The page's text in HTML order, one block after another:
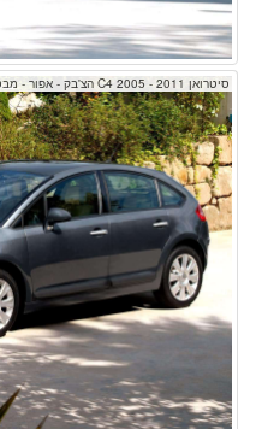
סיטרואן C4 2005 - 2011 הצ'בק - אפור - מבט מלפנים